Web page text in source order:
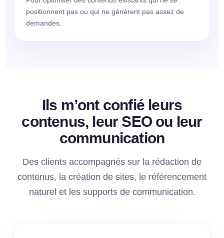
positionnent pas ou qui ne génèrent pas assez de
demandes.
Ils m’ont confié leurs
contenus, leur SEO ou leur
communication
Des clients accompagnés sur la rédaction de
contenus, la création de sites, le référencement
naturel et les supports de communication.